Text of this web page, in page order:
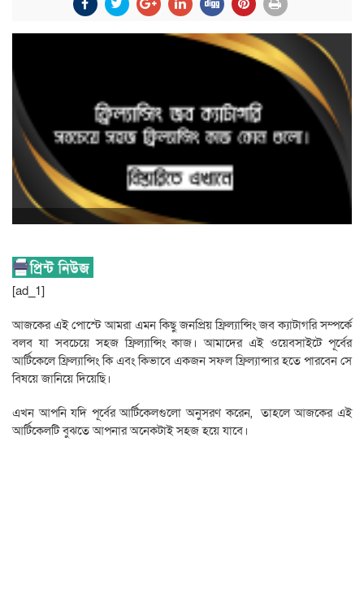
[ad_1]
আজকের এই পোস্টে আমরা এমন কিছু জনপ্রিয় ফ্রিল্যান্সিং জব ক্যাটাগরি সম্পর্কে
বলব যা সবচেয়ে সহজ ফ্রিল্যান্সিং কাজ। আমাদের এই ওয়েবসাইটে পূর্বের
আর্টিকেলে ফ্রিল্যান্সিং কি এবং কিভাবে একজন সফল ফ্রিল্যান্সার হতে পারবেন সে
বিষয়ে জানিয়ে দিয়েছি।
এখন আপনি যদি পূর্বের আর্টিকেলগুলো অনুসরণ করেন, তাহলে আজকের এই
আর্টিকেলটি বুঝতে আপনার অনেকটাই সহজ হয়ে যাবে।